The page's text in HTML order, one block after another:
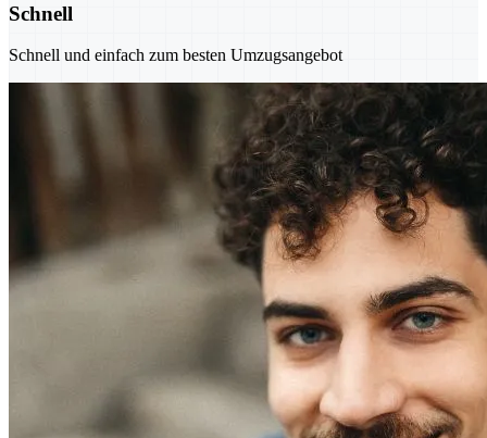
Schnell
Schnell und einfach zum besten Umzugsangebot